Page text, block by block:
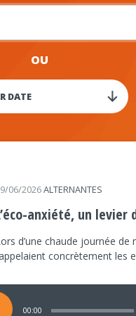
OU
06/2026ALTERNANTES
anxiété, un levier
d’une chaude journée
concrètement les
00:00